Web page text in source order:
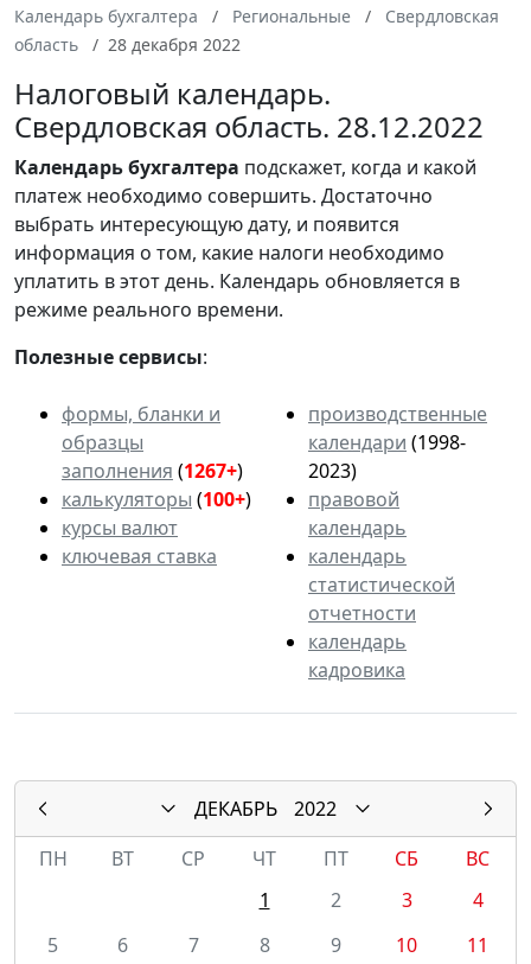
Календарь бухгалтера
Региональные
Свердловская
область
28 декабря 2022
Налоговый календарь.
Свердловская область. 28.12.2022
Календарьбухгалтера подскажет, когда и какой
платеж необходимо совершить. Достаточно
выбрать интересующую дату, и появится
информация о том, какие налоги необходимо
уплатить в этот день. Календарь обновляется в
режиме реального времени.
Полезные сервисы:
формы, бланки и
образцы
заполнения (1267+)
калькуляторы (100+)
курсы валют
ключевая ставка
производственные
календари (1998-
2023)
правовой
календарь
календарь
статистической
отчетности
календарь
кадровика
ДЕКАБРЬ
2022
ПН
ВТ СР ЧТ ПТ СБ
ВС
1
2 3
4
5
6 7 8 9 10
11